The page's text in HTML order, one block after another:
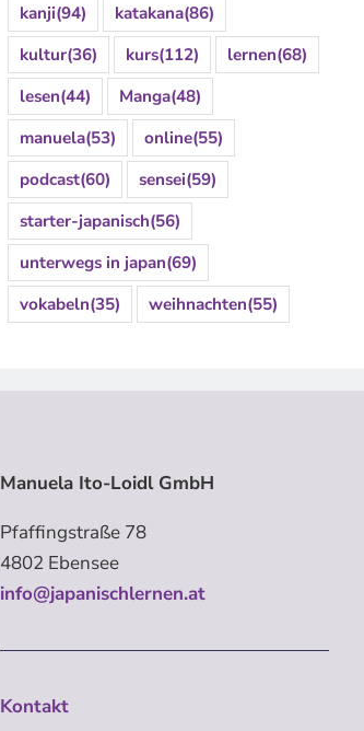
kanji(94) katakana(86)
kultur(36) kurs(112) lernen(68)
lesen(44) Manga(48)
manuela(53) online(55)
podcast(60) sensei(59)
starter-japanisch(56)
unterwegs in japan(69)
vokabeln(35) weihnachten(55)
Manuela Ito-Loidl GmbH
Pfaffingstraße 78
4802 Ebensee
info@japanischlernen.at
Kontakt